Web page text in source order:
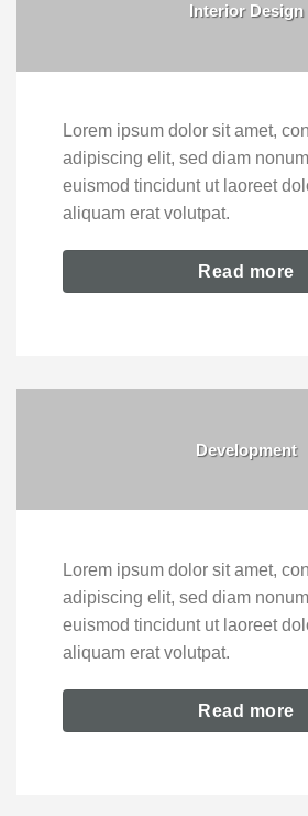
Interior Design
Lorem ipsum dolor sit amet,
adipiscing elit, sed diam
euismod tincidunt ut laoreet
aliquam erat volutpat.
Read more
Development
Lorem ipsum dolor sit amet,
adipiscing elit, sed diam
euismod tincidunt ut laoreet
aliquam erat volutpat.
Read more